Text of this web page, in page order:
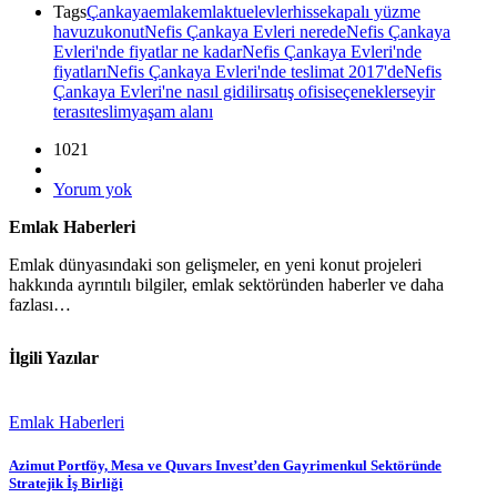
TagsÇankayaemlakemlaktuelevlerhissekapalı yüzme
havuzukonutNefis Çankaya Evleri neredeNefis Çankaya
Evleri'nde fiyatlar ne kadarNefis Çankaya Evleri'nde
fiyatlarıNefis Çankaya Evleri'nde teslimat 2017'deNefis
Çankaya Evleri'ne nasıl gidilirsatış ofisiseçeneklerseyir
terasıteslimyaşam alanı
1021
Yorum yok
Emlak Haberleri
Emlak dünyasındaki son gelişmeler, en yeni konut projeleri
hakkında ayrıntılı bilgiler, emlak sektöründen haberler ve daha
fazlası…
İlgili Yazılar
Emlak Haberleri
Azimut Portföy, Mesa ve Quvars Invest’den Gayrimenkul Sektöründe
Stratejik İş Birliği